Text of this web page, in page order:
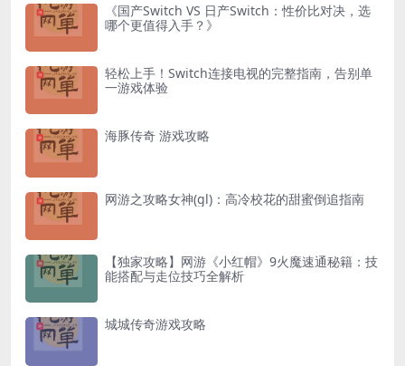
《国产Switch VS 日产Switch：性价比对决，选
哪个更值得入手？》
轻松上手！Switch连接电视的完整指南，告别单
一游戏体验
海豚传奇 游戏攻略
网游之攻略女神(gl)：高冷校花的甜蜜倒追指南
【独家攻略】网游《小红帽》9火魔速通秘籍：技
能搭配与走位技巧全解析
城城传奇游戏攻略